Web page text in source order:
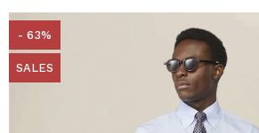
- 63%
SALES